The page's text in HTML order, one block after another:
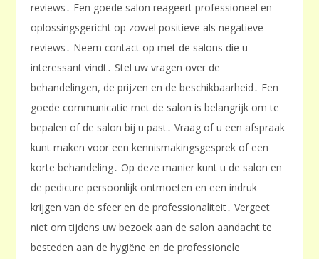
reviews․ Een goede salon reageert professioneel en
oplossingsgericht op zowel positieve als negatieve
reviews․ Neem contact op met de salons die u
interessant vindt․ Stel uw vragen over de
behandelingen, de prijzen en de beschikbaarheid․ Een
goede communicatie met de salon is belangrijk om te
bepalen of de salon bij u past․ Vraag of u een afspraak
kunt maken voor een kennismakingsgesprek of een
korte behandeling․ Op deze manier kunt u de salon en
de pedicure persoonlijk ontmoeten en een indruk
krijgen van de sfeer en de professionaliteit․ Vergeet
niet om tijdens uw bezoek aan de salon aandacht te
besteden aan de hygiëne en de professionele